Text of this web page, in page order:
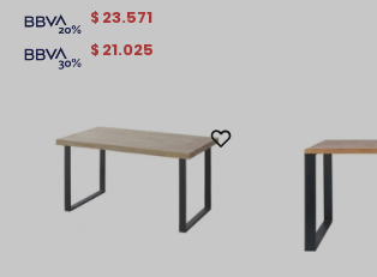
$ 21.025
$ 23.571